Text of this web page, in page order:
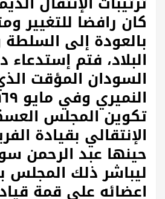
كان رافضا للتغيير
بالعودة إلى
البلاد، فتم
السودان المؤقت
تكوين المجلس
الإنتقالي بقيادة
حينها عبد الرحمن
ليباشر ذلك المجلس
اعضائه على قمة